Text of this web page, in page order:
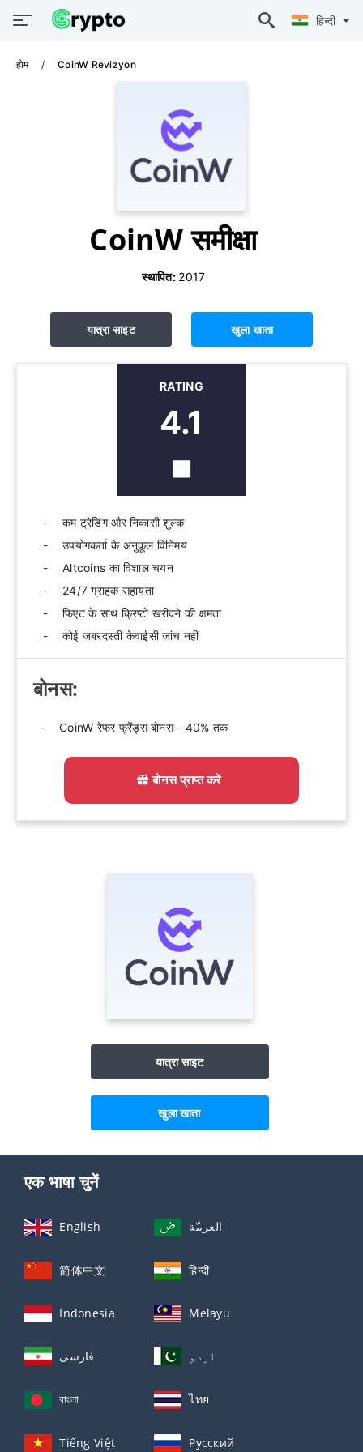
हिन्दी
होम CoinW Revizyon
CoinW समीक्षा
स्थापित: 2017
यात्रा साइट खुला खाता
RATING
4.1
कम ट्रेडिंग और निकासी शुल्क
उपयोगकर्ता के अनुकूल विनिमय
Altcoins का विशाल चयन
24/7 ग्राहक सहायता
फिएट के साथ क्रिप्टो खरीदने की क्षमता
कोई जबरदस्ती केवाईसी जांच नहीं
बोनस:
CoinW रेफर फ्रेंड्स बोनस - 40% तक
बोनस प्राप्त करें
यात्रा साइट
खुला खाता
एक भाषा चुनें
English العربيّة
简体中文 हिन्दी
Indonesia Melayu
فارسی اردو
বাংলা ไทย
Tiếng Việt Русский